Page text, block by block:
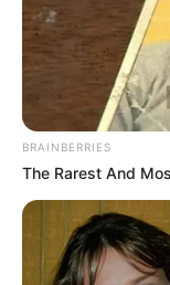
BRAINBERRIES
The Rarest And